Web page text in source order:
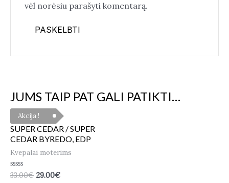
vėl norėsiu parašyti komentarą.
JUMS TAIP PAT GALI PATIKTI…
Akcija !
SUPER CEDAR / SUPER
CEDAR BYREDO, EDP
Kvepalai moterims
Įvertinimas:
33.00€ 29.00€